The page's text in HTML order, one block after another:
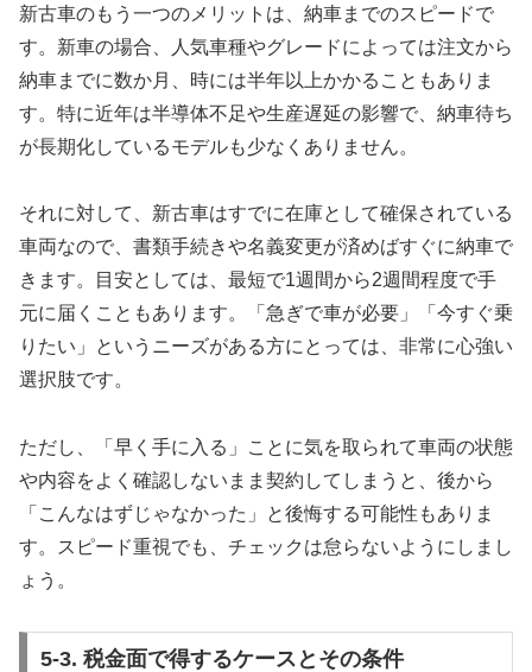
新古車のもう一つのメリットは、納車までのスピードで
す。新車の場合、人気車種やグレードによっては注文から
納車までに数か月、時には半年以上かかることもありま
す。特に近年は半導体不足や生産遅延の影響で、納車待ち
が長期化しているモデルも少なくありません。
それに対して、新古車はすでに在庫として確保されている
車両なので、書類手続きや名義変更が済めばすぐに納車で
きます。目安としては、最短で1週間から2週間程度で手
元に届くこともあります。「急ぎで車が必要」「今すぐ乗
りたい」というニーズがある方にとっては、非常に心強い
選択肢です。
ただし、「早く手に入る」ことに気を取られて車両の状態
や内容をよく確認しないまま契約してしまうと、後から
「こんなはずじゃなかった」と後悔する可能性もありま
す。スピード重視でも、チェックは怠らないようにしまし
ょう。
5-3. 税金面で得するケースとその条件